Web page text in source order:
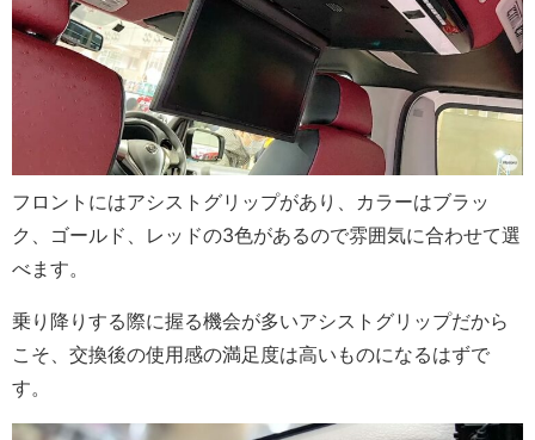
フロントにはアシストグリップがあり、カラーはブラッ
ク、ゴールド、レッドの3色があるので雰囲気に合わせて選
べます。
乗り降りする際に握る機会が多いアシストグリップだから
こそ、交換後の使用感の満足度は高いものになるはずで
す。